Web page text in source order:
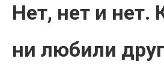
Нет, нет и нет.
ни любили